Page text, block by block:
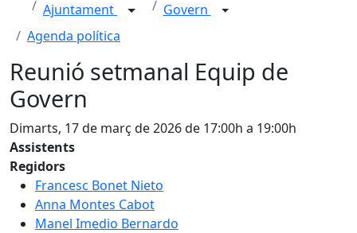
Ajuntament
Govern
Agenda política
Reunió setmanal Equip de
Govern
Dimarts, 17 de març de 2026 de 17:00h a 19:00h
Assistents
Regidors
Francesc Bonet Nieto
Anna Montes Cabot
Manel Imedio Bernardo